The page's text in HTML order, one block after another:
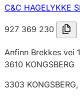
C&C HAGELYKKE
927 369 230
Anfinn Brekkes vei
3610 KONGSBERG
3303 KONGSBERG,